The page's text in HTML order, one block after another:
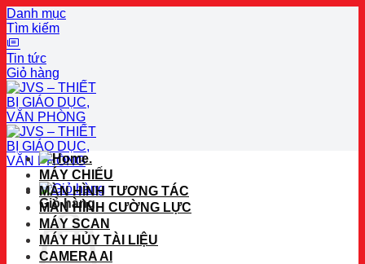
Danh mục
Tìm kiếm
Tin tức
Giỏ hàng
Bỏ
qua
nội
dung
Giỏ hàng
.
MÁY CHIẾU
MÀN HÌNH TƯƠNG TÁC
MÀN HÌNH CƯỜNG LỰC
MÁY SCAN
MÁY HỦY TÀI LIỆU
CAMERA AI